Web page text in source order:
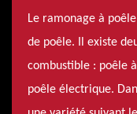
Le ramonage à
de poêle. Il existe
combustible : poêle
poêle électrique.